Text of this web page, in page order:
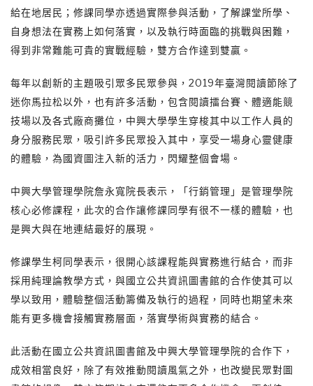
給在地居民；修課同學亦透過實際參與活動，了解課堂所學、
自身想法在實務上如何落實，以及執行時面臨的挑戰與困難，
得到非常難能可貴的實戰經驗，雙方合作達到雙贏。
每年以創新的主題吸引眾多民眾參與，2019年臺灣閱讀節除了
迷你馬拉松以外，也有許多活動，包含閱讀擂台賽、體適能競
技場以及各式廠商攤位，中興大學學生穿梭其中以工作人員的
身分服務民眾，吸引許多民眾投入其中，享受一場身心靈健康
的體驗，為國資圖注入新的活力，閃耀整個會場。
中興大學管理學院詹永寬院長表示，「行銷管理」是管理學院
核心必修課程，此次的合作讓修課同學有很不一樣的體驗，也
是興大與在地連結最好的展現。
修課學生柯同學表示，很開心該課程能與實務進行結合，而非
採用純理論教學方式，與國立公共資訊圖書館的合作使其可以
學以致用，體驗整個活動籌備及執行的過程，同時也期望未來
能有更多機會接觸實務層面，落實學術與實務的結合。
此活動在國立公共資訊圖書館及中興大學管理學院的合作下，
成效相當良好，除了有效推動閱讀風氣之外，也改變民眾對圖